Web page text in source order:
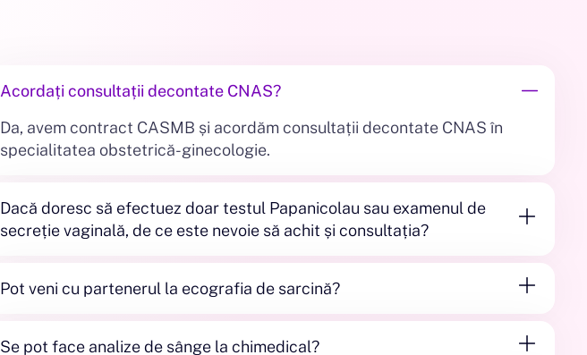
Acordați consultații decontate CNAS?
Da, avem contract CASMB și acordăm consultații decontate CNAS în
specialitatea obstetrică-ginecologie.
Dacă doresc să efectuez doar testul Papanicolau sau examenul de
secreție vaginală, de ce este nevoie să achit și consultația?
rezultatele examinării actuale și/sau anterioare, medicul poate avea
recomandări privind alte teste care trebuie efectuate, dar și recomandări
terapeutice.
Pot veni cu partenerul la ecografia de sarcină?
Se pot face analize de sânge la chimedical?